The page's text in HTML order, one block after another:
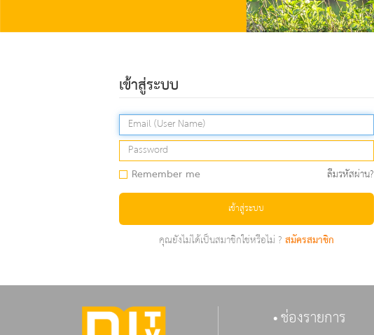
เข้าสู่ระบบ
Remember me ลืมรหัสผ่าน?
เข้าสู่ระบบ
คุณยังไม่ได้เป็นสมาชิกใช่หรือไม่ ?สมัครสมาชิก
ช่องรายการ